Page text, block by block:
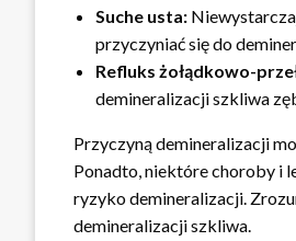
Suche usta:
przyczyniać się do
Refluks żołądkowo-
demineralizacji szkliwa
Przyczyną demineralizacji
Ponadto, niektóre choroby i
ryzyko demineralizacji.
demineralizacji szkliwa.